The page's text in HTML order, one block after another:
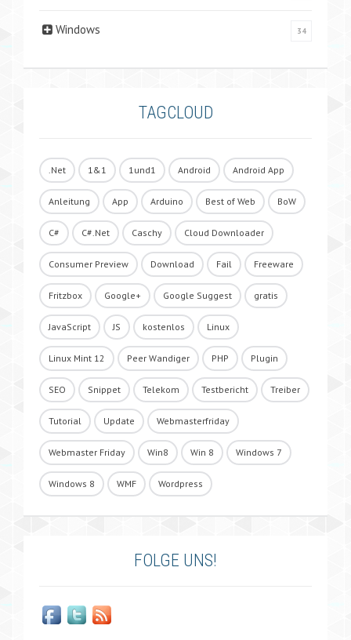
Windows 34
TAGCLOUD
.Net 1&1 1und1 Android Android App
Anleitung App Arduino Best of Web BoW
C# C#.Net Caschy Cloud Downloader
Consumer Preview Download Fail Freeware
Fritzbox Google+ Google Suggest gratis
JavaScript JS kostenlos Linux
Linux Mint 12 Peer Wandiger PHP Plugin
SEO Snippet Telekom Testbericht Treiber
Tutorial Update Webmasterfriday
Webmaster Friday Win8 Win 8 Windows 7
Windows 8 WMF Wordpress
FOLGE UNS!